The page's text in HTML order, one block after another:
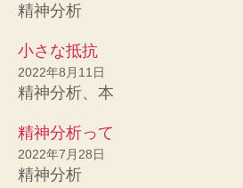
精神分析
小さな抵抗
2022年8月11日
精神分析、本
精神分析って
2022年7月28日
精神分析